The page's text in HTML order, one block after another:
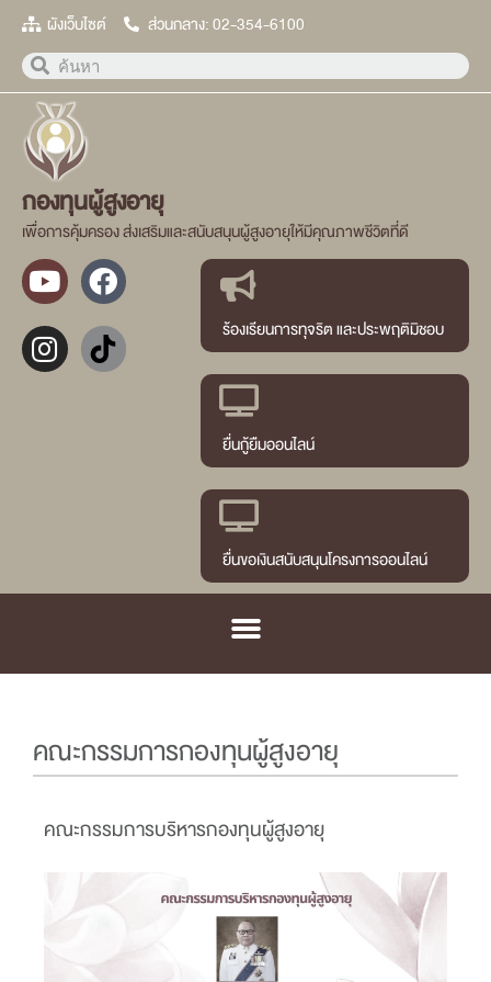
ผังเว็บไซต์ ส่วนกลาง: 02-354-6100
กองทุนผู้สูงอายุ
เพื่อการคุ้มครอง ส่งเสริมและสนับสนุนผู้สูงอายุให้มีคุณภาพชีวิตที่ดี
ร้องเรียนการทุจริต และประพฤติมิชอบ
ยื่นกู้ยืมออนไลน์
ยื่นขอเงินสนับสนุนโครงการออนไลน์
คณะกรรมการกองทุนผู้สูงอายุ
คณะกรรมการบริหารกองทุนผู้สูงอายุ